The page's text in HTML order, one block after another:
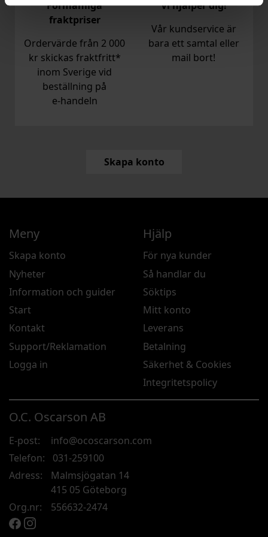
Förmånliga
fraktpriser
Ordervärde från 2 000
kr skickas fraktfritt*
inom Sverige vid
beställning på
e‑handeln
Vi hjälper dig!
Vår kundservice är
bara ett samtal eller
mail bort!
Skapa konto
O.C. Oscarson AB
E-post:
info@ocoscarson.com
Telefon:
031-259100
Adress:
Malmsjögatan 14
415 05 Göteborg
Org.nr:
556632-2474
Meny
Skapa konto
Nyheter
Information och guider
Start
Kontakt
Support/Reklamation
Logga in
Hjälp
För nya kunder
Så handlar du
Söktips
Mitt konto
Leverans
Betalning
Säkerhet & Cookies
Integritetspolicy